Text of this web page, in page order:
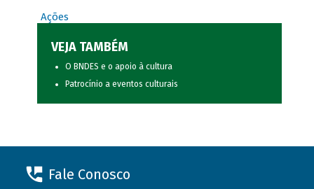
Ações
VEJA TAMBÉM
O BNDES e o apoio à cultura
Patrocínio a eventos culturais
Fale Conosco